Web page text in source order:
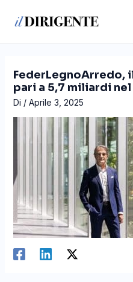
FederLegnoArredo,
pari a 5,7 miliardi
Di / Aprile 3, 2025
articoli